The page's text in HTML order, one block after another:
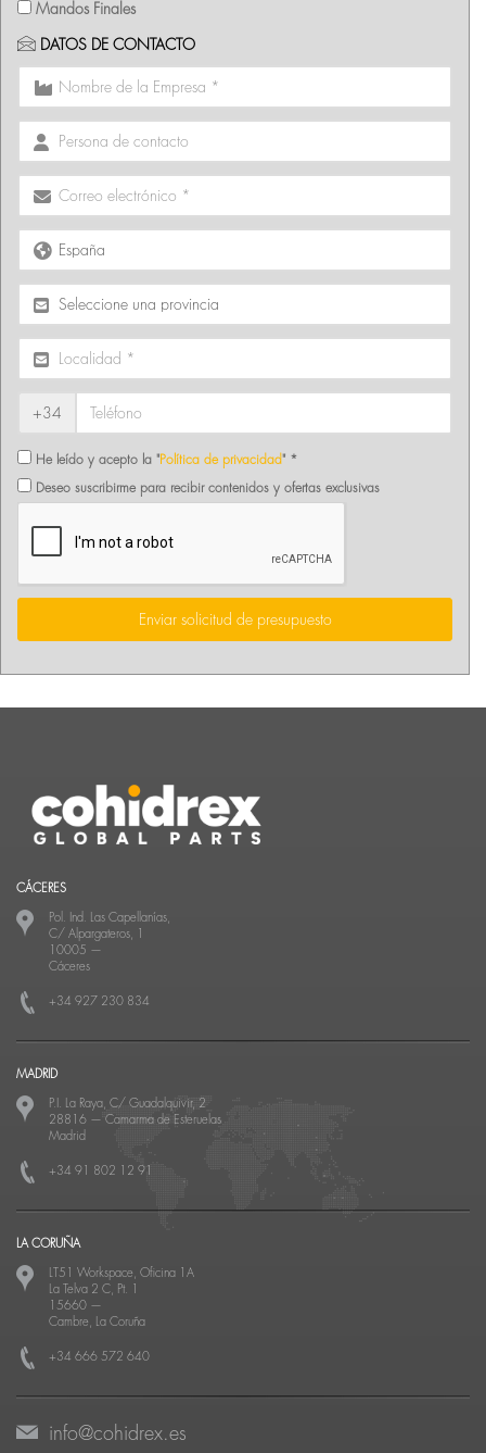
Mandos Finales
DATOS DE CONTACTO
+34
He leído y acepto la "Política de privacidad" *
Deseo suscribirme para recibir contenidos y ofertas exclusivas
Enviar solicitud de presupuesto
CÁCERES
Pol. Ind. Las Capellanías,
C/ Alpargateros, 1
10005 —
Cáceres
+34 927 230 834
MADRID
P.I. La Raya, C/ Guadalquivir, 2
28816 — Camarma de Esteruelas
Madrid
+34 91 802 12 91
LA CORUÑA
LT51 Workspace, Oficina 1A
La Telva 2 C, Pt. 1
15660 —
Cambre, La Coruña
+34 666 572 640
info@cohidrex.es